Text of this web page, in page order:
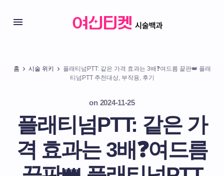
홈 시술 위키
플래티넘PTT: 같은 가격 효과는 3배❓여드름 끝판👑 플래
티넘PTT 추천대상, 부작용, 후기
on 2024-11-25
플래티넘PTT: 같은 가
격 효과는 3배❓여드름